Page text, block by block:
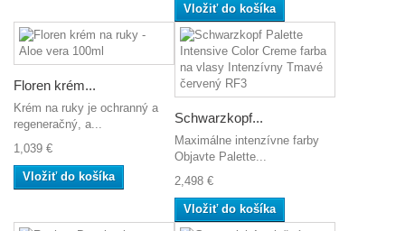
Vložiť do košíka
Floren krém...
Krém na ruky je ochranný a
regeneračný, a...
1,039 €
Vložiť do košíka
Schwarzkopf...
Maximálne intenzívne farby
Objavte Palette...
2,498 €
Vložiť do košíka